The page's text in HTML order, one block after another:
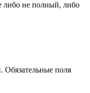
либо не полный, либо
Обязательные поля